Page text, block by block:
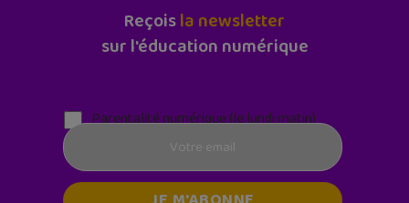
Reçoisla newsletter
sur l'éducation numérique
Parentalité numérique (le lundi matin)